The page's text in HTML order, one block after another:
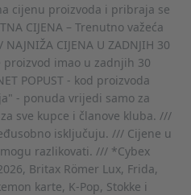
cijenu proizvoda i pribraja se
CIJENA – Trenutno važeća
CIJENA U ZADNJIH 30
proizvod imao u zadnjih 30
POPUST - kod proizvoda
- ponuda vrijedi samo za
sve kupce i članove kluba. ///
isključuju. /// Cijene u
razlikovati. /// *Cybex
Britax Römer Lux, Frida,
karte, K-Pop, Stokke i